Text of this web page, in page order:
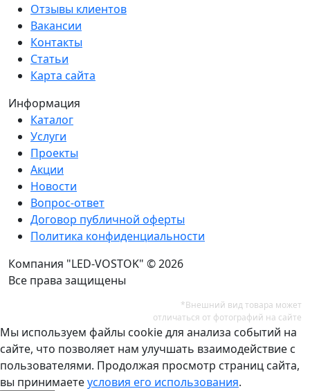
Отзывы клиентов
Вакансии
Контакты
Статьи
Карта сайта
Информация
Каталог
Услуги
Проекты
Акции
Новости
Вопрос-ответ
Договор публичной оферты
Политика конфиденциальности
Компания "LED-VOSTOK" © 2026
Все права защищены
*Внешний вид товара может
отличаться от фотографий на сайте
Мы используем файлы cookie для анализа событий на
сайте, что позволяет нам улучшать взаимодействие с
пользователями. Продолжая просмотр страниц сайта,
вы принимаетеусловия его использования.